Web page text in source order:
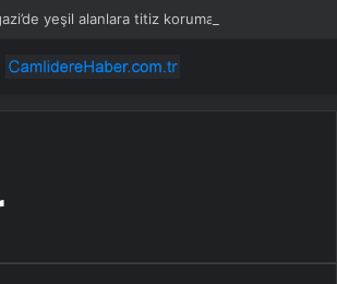
yeşil alanlara titiz koruma